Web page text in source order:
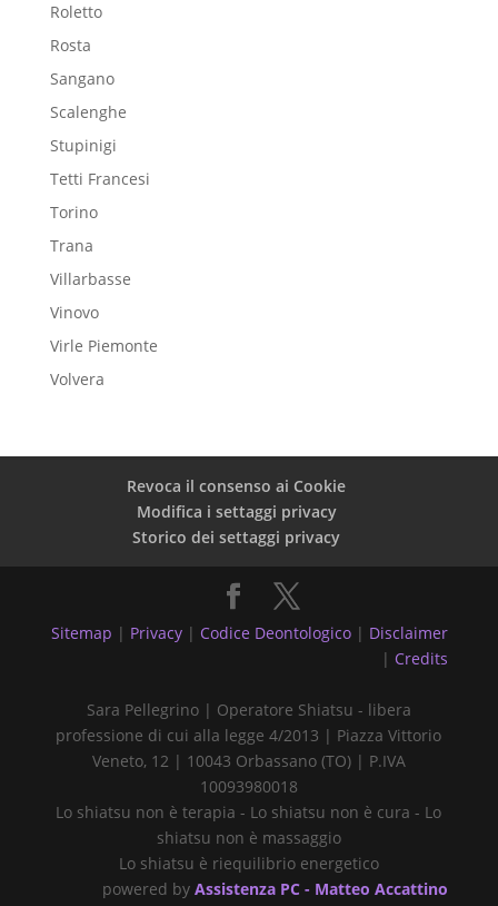
Roletto
Rosta
Sangano
Scalenghe
Stupinigi
Tetti Francesi
Torino
Trana
Villarbasse
Vinovo
Virle Piemonte
Volvera
Revoca il consenso ai Cookie
Modifica i settaggi privacy
Storico dei settaggi privacy
Sitemap | Privacy | Codice Deontologico | Disclaimer
| Credits
Sara Pellegrino | Operatore Shiatsu - libera
professione di cui alla legge 4/2013 | Piazza Vittorio
Veneto, 12 | 10043 Orbassano (TO) | P.IVA
10093980018
Lo shiatsu non è terapia - Lo shiatsu non è cura - Lo
shiatsu non è massaggio
Lo shiatsu è riequilibrio energetico
powered byAssistenza PC - Matteo Accattino